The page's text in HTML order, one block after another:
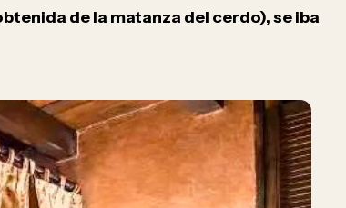
de la matanza del cerdo), se iba